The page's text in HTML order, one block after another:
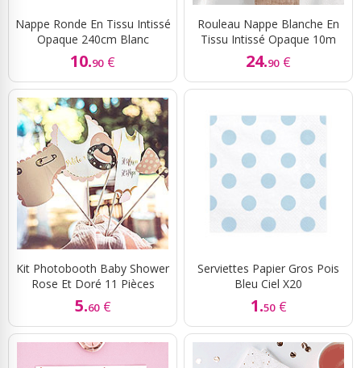
Nappe Ronde En Tissu Intissé
Opaque 240cm Blanc
10.90 €
Rouleau Nappe Blanche En
Tissu Intissé Opaque 10m
24.90 €
Kit Photobooth Baby Shower
Rose Et Doré 11 Pièces
5.60 €
Serviettes Papier Gros Pois
Bleu Ciel X20
1.50 €